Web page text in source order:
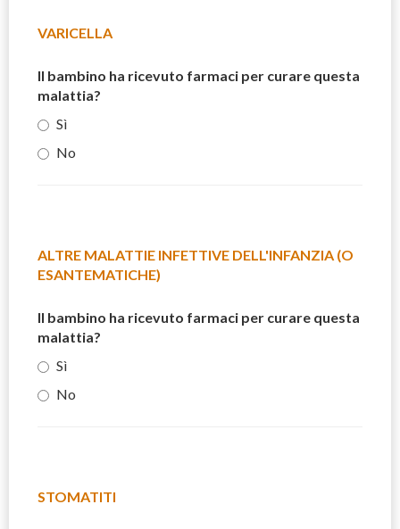
VARICELLA
Il bambino ha ricevuto farmaci per curare questa
malattia?
Sì
No
ALTRE MALATTIE INFETTIVE DELL'INFANZIA (O
ESANTEMATICHE)
Il bambino ha ricevuto farmaci per curare questa
malattia?
Sì
No
STOMATITI